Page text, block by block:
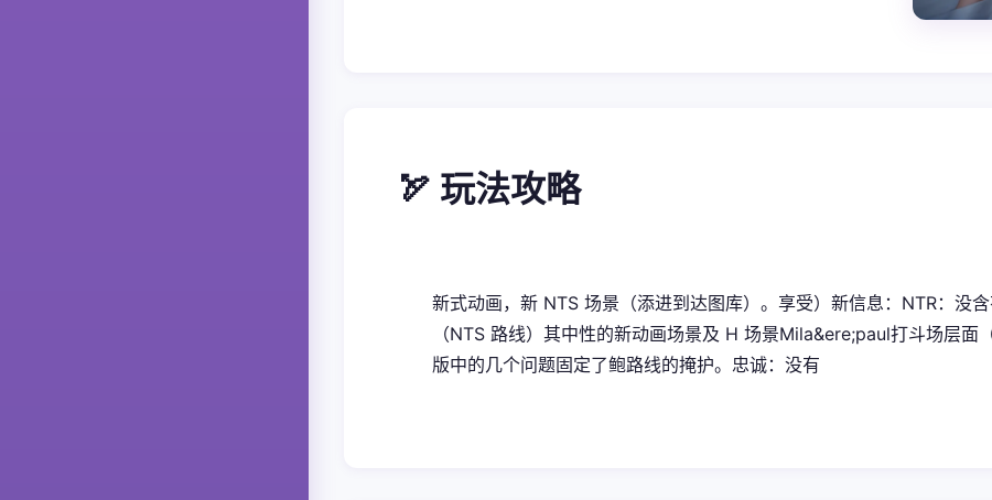
🏹 玩法攻略
新式动画，新 NTS 场景（添进到达图库）。享受）新信息：NTR：没
（NTS 路线）其中性的新动画场景及 H 场景Mila&ere;paul打斗场层
版中的几个问题固定了鲍路线的掩护。忠诚：没有